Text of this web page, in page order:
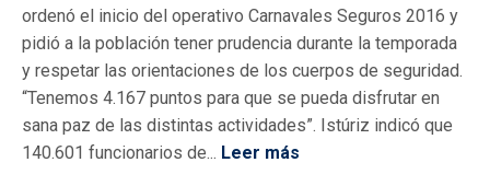
ordenó el inicio del operativo Carnavales Seguros 2016 y
pidió a la población tener prudencia durante la temporada
y respetar las orientaciones de los cuerpos de seguridad.
“Tenemos 4.167 puntos para que se pueda disfrutar en
sana paz de las distintas actividades”. Istúriz indicó que
140.601 funcionarios de... Leer más